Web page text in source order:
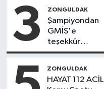
Başladı
3 ZONGULDAK
Şampiyondan
GMİS'e
teşekkür
ziyareti
ZONGULDAK
HAYAT 112 ACİL